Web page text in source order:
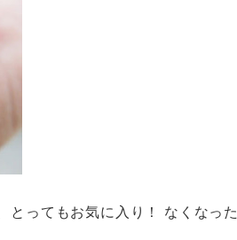
とってもお気に入り！ なくなった